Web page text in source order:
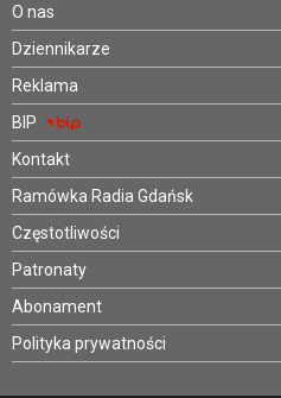
O nas
Dziennikarze
Reklama
BIP
Kontakt
Ramówka Radia Gdańsk
Częstotliwości
Patronaty
Abonament
Polityka prywatności